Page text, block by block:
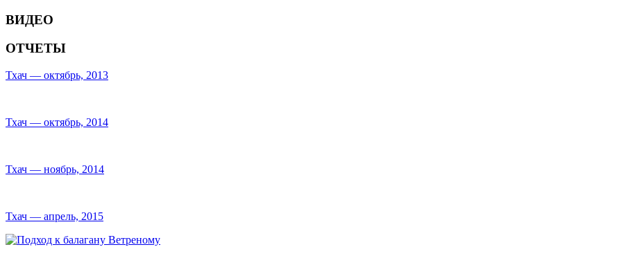
ВИДЕО
ОТЧЕТЫ
Тхач — октябрь, 2013
Тхач — октябрь, 2014
Тхач — ноябрь, 2014
Тхач — апрель, 2015